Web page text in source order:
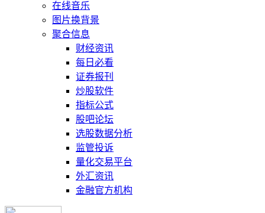
在线音乐
图片换背景
聚合信息
财经资讯
每日必看
证券报刊
炒股软件
指标公式
股吧论坛
选股数据分析
监管投诉
量化交易平台
外汇资讯
金融官方机构